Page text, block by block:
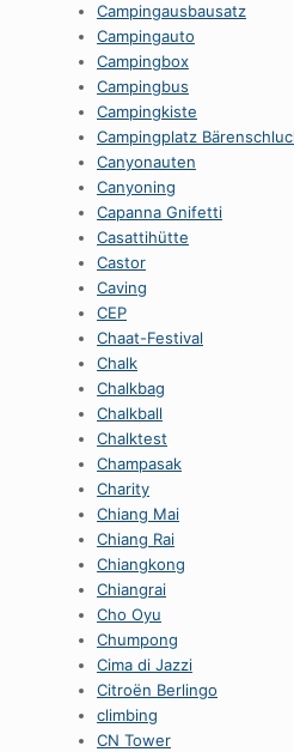
Campingausbausatz
Campingauto
Campingbox
Campingbus
Campingkiste
Campingplatz
Canyonauten
Canyoning
Capanna Gnifetti
Casattihütte
Castor
Caving
CEP
Chaat-Festival
Chalk
Chalkbag
Chalkball
Chalktest
Champasak
Charity
Chiang Mai
Chiang Rai
Chiangkong
Chiangrai
Cho Oyu
Chumpong
Cima di Jazzi
Citroën Berlingo
climbing
CN Tower